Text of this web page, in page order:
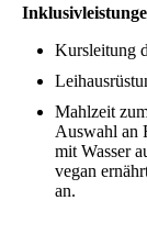
Kursleitung
Mahlzeit
Auswahl an
mit Wasser
vegan
an.